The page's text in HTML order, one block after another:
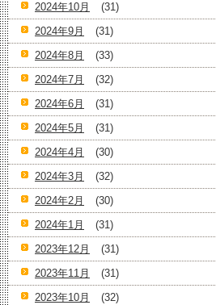
2024年10月
(31)
2024年9月
(31)
2024年8月
(33)
2024年7月
(32)
2024年6月
(31)
2024年5月
(31)
2024年4月
(30)
2024年3月
(32)
2024年2月
(30)
2024年1月
(31)
2023年12月
(31)
2023年11月
(31)
2023年10月
(32)